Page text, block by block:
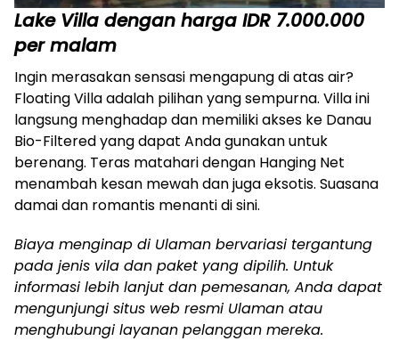
Lake Villa dengan harga IDR 7.000.000
per malam
Ingin merasakan sensasi mengapung di atas air?
Floating Villa adalah pilihan yang sempurna. Villa ini
langsung menghadap dan memiliki akses ke Danau
Bio-Filtered yang dapat Anda gunakan untuk
berenang. Teras matahari dengan Hanging Net
menambah kesan mewah dan juga eksotis. Suasana
damai dan romantis menanti di sini.
Biaya menginap di Ulaman bervariasi tergantung
pada jenis vila dan paket yang dipilih. Untuk
informasi lebih lanjut dan pemesanan, Anda dapat
mengunjungi situs web resmi Ulaman atau
menghubungi layanan pelanggan mereka.